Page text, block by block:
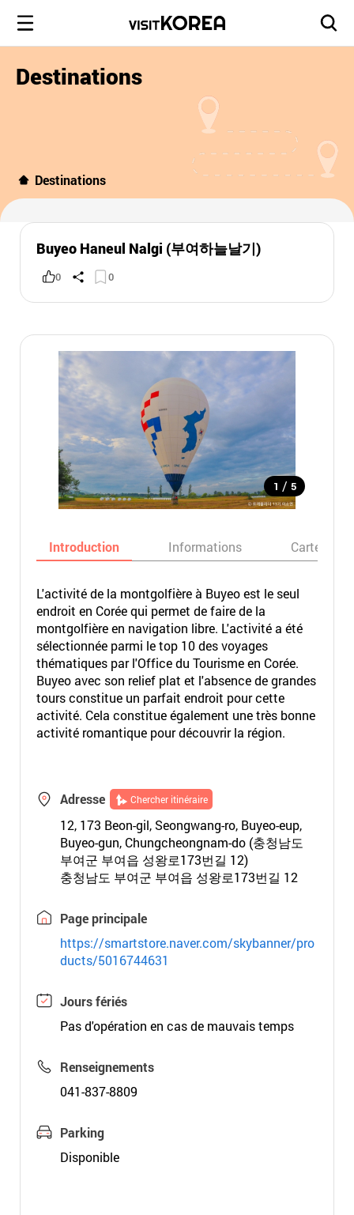
Destinations
Destinations
Buyeo Haneul Nalgi (부여하늘날기)
0 0
1 / 5
Introduction Informations Carte
L'activité de la montgolfière à Buyeo est le seul
endroit en Corée qui permet de faire de la
montgolfière en navigation libre. L'activité a été
sélectionnée parmi le top 10 des voyages
thématiques par l'Office du Tourisme en Corée.
Buyeo avec son relief plat et l'absence de grandes
tours constitue un parfait endroit pour cette
activité. Cela constitue également une très bonne
activité romantique pour découvrir la région.
Adresse Chercher itinéraire
12, 173 Beon-gil, Seongwang-ro, Buyeo-eup,
Buyeo-gun, Chungcheongnam-do (충청남도
부여군 부여읍 성왕로173번길 12)
충청남도 부여군 부여읍 성왕로173번길 12
Page principale
https://smartstore.naver.com/skybanner/pro
ducts/5016744631
Jours fériés
Pas d'opération en cas de mauvais temps
Renseignements
041-837-8809
Parking
Disponible